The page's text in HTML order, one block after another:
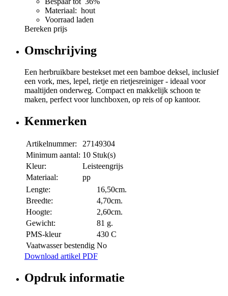
Materiaal: hout
Voorraad laden
Bereken prijs
Omschrijving
Een herbruikbare bestekset met een bamboe deksel, inclusief
een vork, mes, lepel, rietje en rietjesreiniger - ideaal voor
maaltijden onderweg. Compact en makkelijk schoon te
maken, perfect voor lunchboxen, op reis of op kantoor.
Kenmerken
Artikelnummer:
27149304
Minimum aantal: 10 Stuk(s)
Kleur:
Leisteengrijs
Materiaal:
pp
Lengte:
16,50cm.
Breedte:
4,70cm.
Hoogte:
2,60cm.
Gewicht:
81 g.
PMS-kleur
430 C
Vaatwasser bestendig No
Download artikel PDF
Opdruk informatie